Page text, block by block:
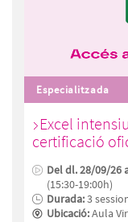
Especialitzada
Excel
certificació
Del dl. 28/09/26
(15:30-19:00h)
Durada:3
Ubicació:Aula